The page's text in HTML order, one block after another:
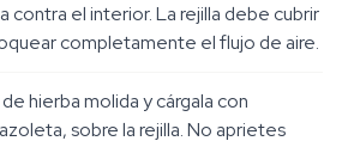
contra el interior. La rejilla debe cubrir
completamente el flujo de aire.
hierba molida y cárgala con
sobre la rejilla. No aprietes